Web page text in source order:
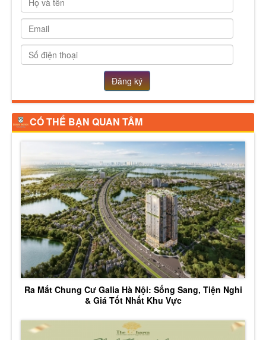
Đăng ký
CÓ THỂ BẠN QUAN TÂM
Ra Mắt Chung Cư Galia Hà Nội: Sống Sang, Tiện Nghi
& Giá Tốt Nhất Khu Vực